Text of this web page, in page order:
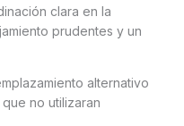
clara en la
prudentes y un
alternativo
no utilizaran